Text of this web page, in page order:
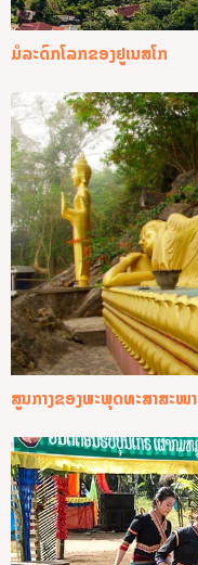
ມໍລະດົກໂລກຂອງຢູເນສໂກ
ສູນກາງຂອງພະພຸດທະສາສະໜາ